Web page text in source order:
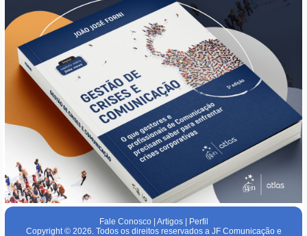
Fale Conosco| Artigos| Perfil
Copyright © 2026. Todos os direitos reservados a JF Comunicação e